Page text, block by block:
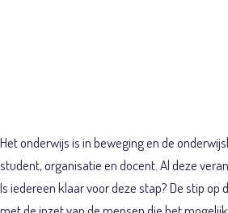
Het onderwijs is in beweging en de
student, organisatie en docent. Al deze
Is iedereen klaar voor deze stap? De stip